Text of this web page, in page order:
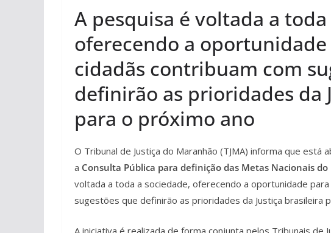
A pesquisa é voltada a
oferecendo a
cidadãs contribuam com
definirão as prioridades da
para o próximo ano
O Tribunal de Justiça do Maranhão (TJMA) informa que está
a Consulta Pública para definição das Metas Nacionais
voltada a toda a sociedade, oferecendo a oportunidade
sugestões que definirão as prioridades da Justiça brasileira
A iniciativa é realizada de forma conjunta pelos Tribunais de